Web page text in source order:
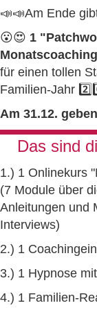
📣📣Am Ende
😮😍 1
Monatscoaching
für einen tollen
Familien-Jahr
Am 31.12.
Das sind
1.) 1 Onlinekurs
(7 Module über
Anleitungen und
Interviews)
2.) 1
3.) 1 Hypnose
4.) 1 Familien-